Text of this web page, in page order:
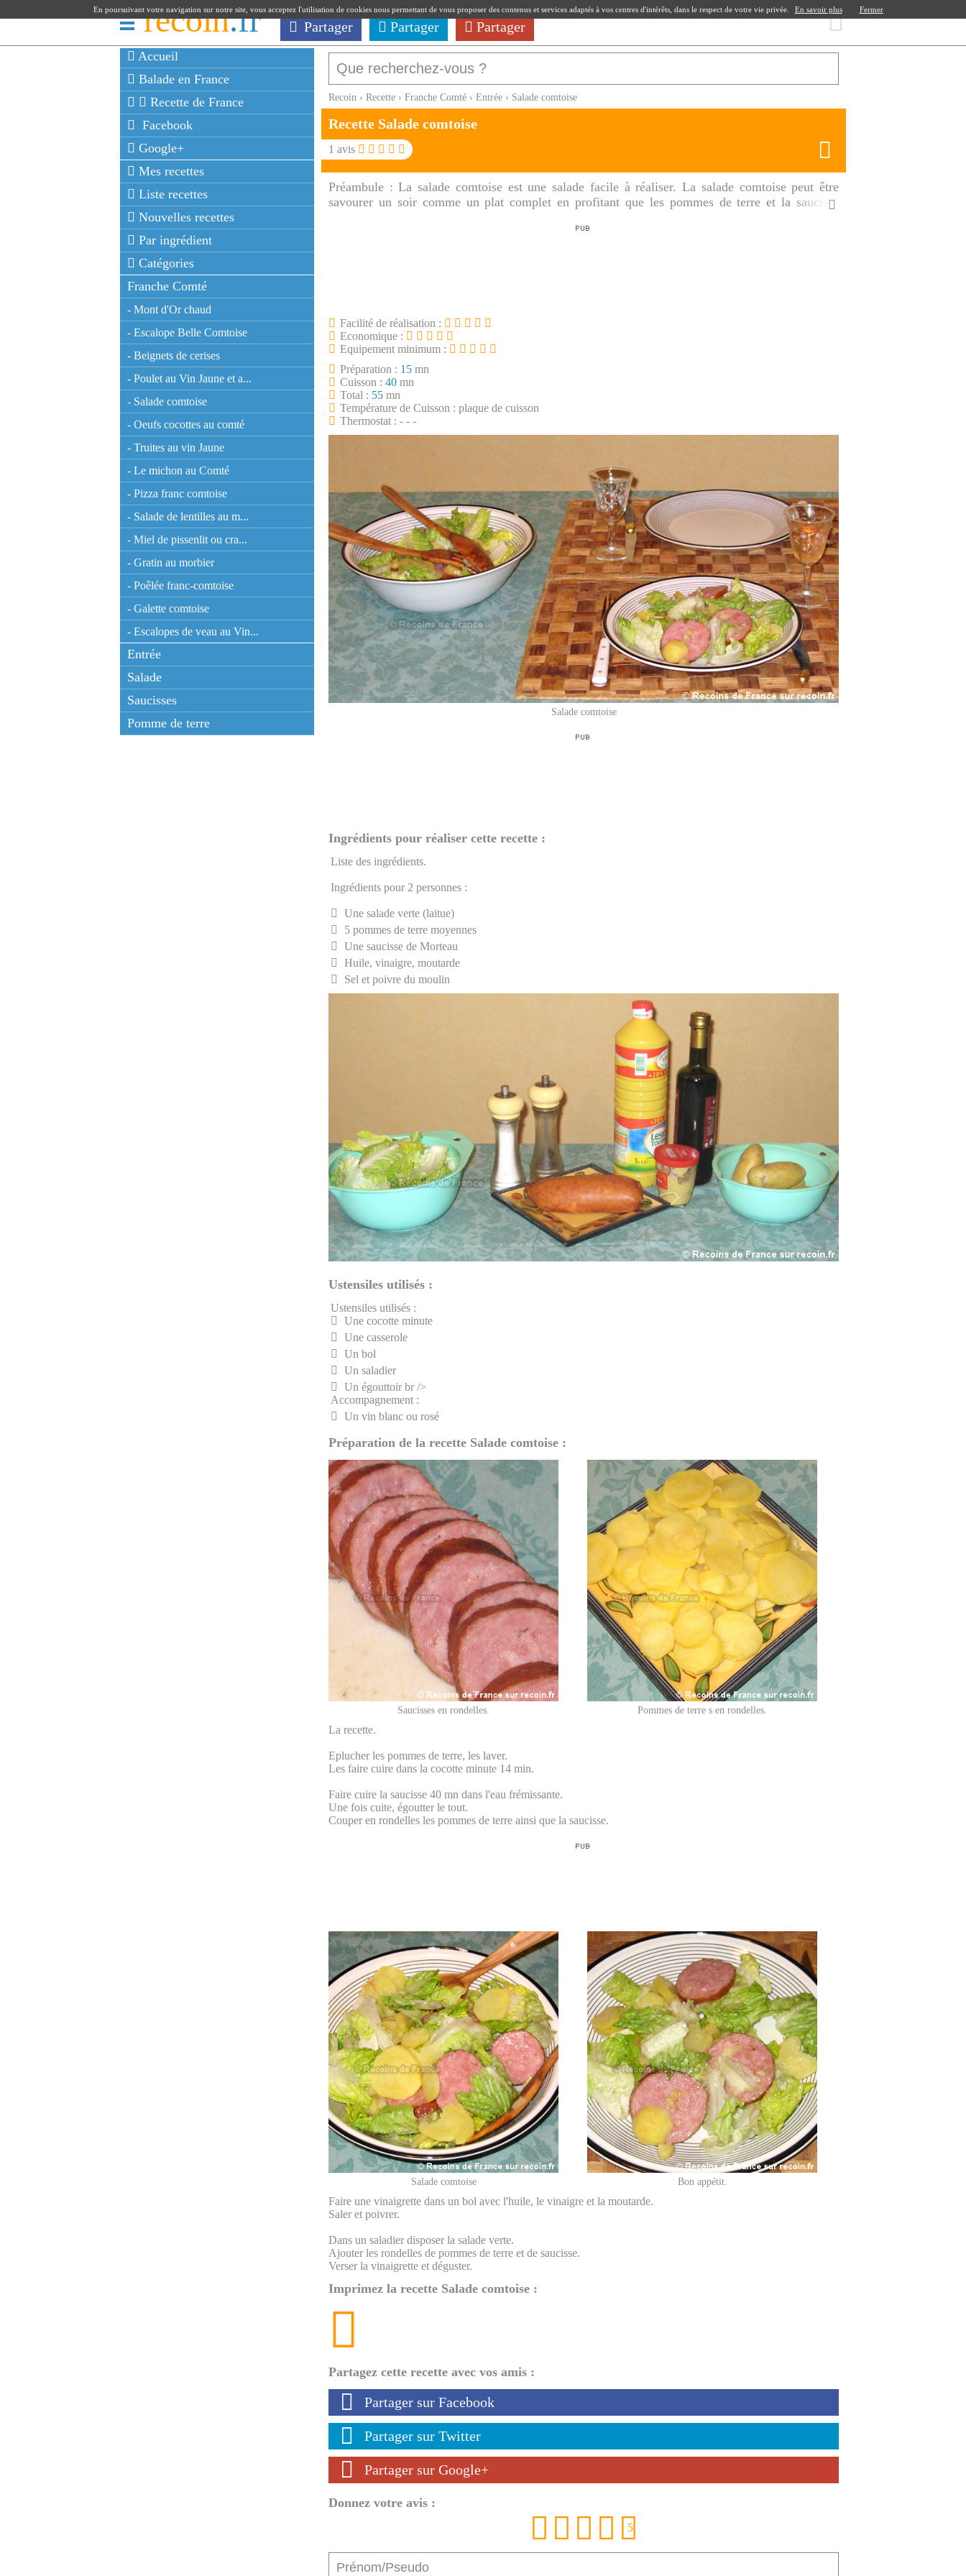
recoin.fr Partager Partager Partager
Accueil
Balade en France
Recette de France
Facebook
Google+
Mes recettes
Liste recettes
Nouvelles recettes
Par ingrédient
Catégories
Franche Comté
- Mont d'Or chaud
- Escalope Belle Comtoise
- Beignets de cerises
- Poulet au Vin Jaune et a...
- Salade comtoise
- Oeufs cocottes au comté
- Truites au vin Jaune
- Le michon au Comté
- Pizza franc comtoise
- Salade de lentilles au m...
- Miel de pissenlit ou cra...
- Gratin au morbier
- Poêlée franc-comtoise
- Galette comtoise
- Escalopes de veau au Vin...
Entrée
Salade
Saucisses
Pomme de terre
Recoin › Recette › Franche Comté › Entrée › Salade comtoise
Recette Salade comtoise
1 avis
Préambule :La salade comtoise est une salade facile à réaliser. La salade comtoise peut être
savourer un soir comme un plat complet en profitant que les pommes de terre et la saucisse
Facilité de réalisation :
Economique :
Equipement minimum :
Préparation : 15 mn
Cuisson : 40 mn
Total : 55 mn
Température de Cuisson : plaque de cuisson
Thermostat : - - -
Salade comtoise
Ingrédients pour réaliser cette recette :
Liste des ingrédients.
Ingrédients pour 2 personnes :
Une salade verte (laitue)
5 pommes de terre moyennes
Une saucisse de Morteau
Huile, vinaigre, moutarde
Sel et poivre du moulin
Ustensiles utilisés :
Ustensiles utilisés :
Une cocotte minute
Une casserole
Un bol
Un saladier
Un égouttoir br />
Accompagnement :
Un vin blanc ou rosé
Préparation de la recette Salade comtoise :
Saucisses en rondelles. Pommes de terre s en rondelles.
La recette.
Eplucher les pommes de terre, les laver.
Les faire cuire dans la cocotte minute 14 min.
Faire cuire la saucisse 40 mn dans l'eau frémissante.
Une fois cuite, égoutter le tout.
Couper en rondelles les pommes de terre ainsi que la saucisse.
Salade comtoise Bon appétit.
Faire une vinaigrette dans un bol avec l'huile, le vinaigre et la moutarde.
Saler et poivrer.
Dans un saladier disposer la salade verte.
Ajouter les rondelles de pommes de terre et de saucisse.
Verser la vinaigrette et déguster.
Imprimez la recette Salade comtoise :
Partagez cette recette avec vos amis :
Partager sur Facebook
Partager sur Twitter
Partager sur Google+
Donnez votre avis :
5
En poursuivant votre navigation sur notre site, vous acceptez l'utilisation de cookies nous permettant de vous proposer des contenus et services adaptés à vos centres d'intérêts, dans le respect de votre vie privée. En savoir plus Fermer